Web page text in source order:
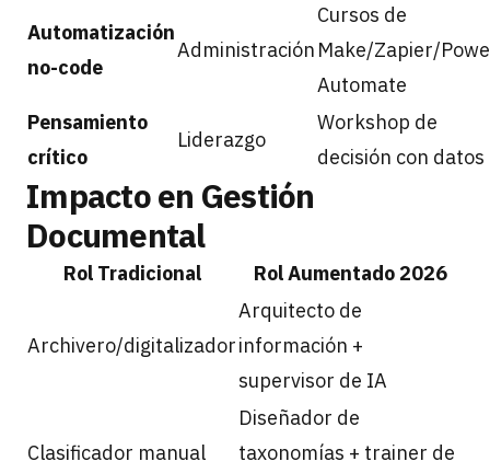
Automatización
no-code
Administración
Cursos de
Make/Zapier/
Automate
Pensamiento
crítico
Liderazgo
Workshop de
decisión con datos
Impacto en Gestión
Documental
Rol Tradicional Rol Aumentado 2026
Archivero/digitalizador
Arquitecto de
información +
supervisor de IA
Clasificador manual
Diseñador de
taxonomías + trainer de